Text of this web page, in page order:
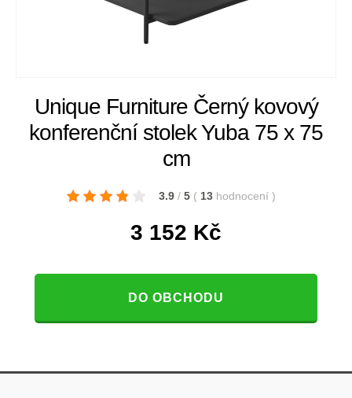
Unique Furniture Černý kovový
konferenční stolek Yuba 75 x 75
cm
3.9 / 5 ( 13 hodnocení )
3 152 Kč
DO OBCHODU